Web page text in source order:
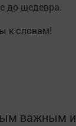
до шедевра.
к словам!
важным